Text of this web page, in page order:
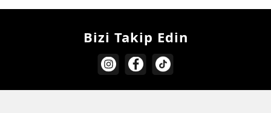
Bizi Takip Edin